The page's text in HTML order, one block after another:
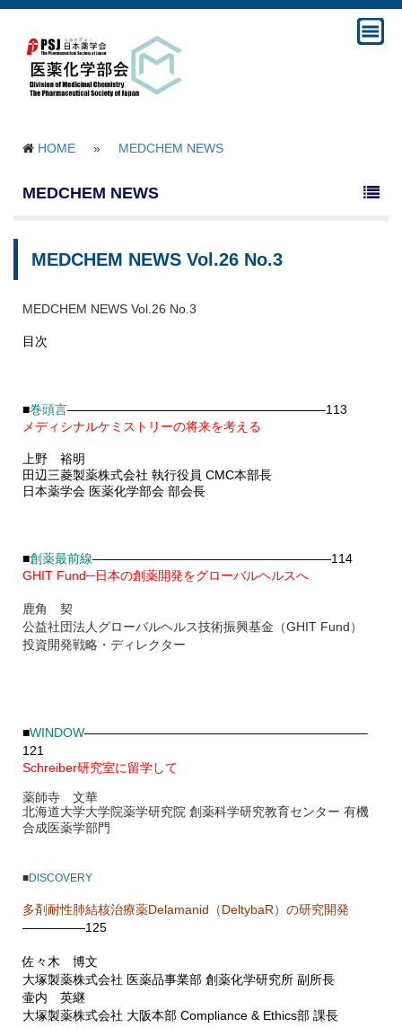
HOME » MEDCHEM NEWS
MEDCHEM NEWS
MEDCHEM NEWS Vol.26 No.3
MEDCHEM NEWS Vol.26 No.3
目次
■巻頭言————————————————————–113
メディシナルケミストリーの将来を考える
上野 裕明
田辺三菱製薬株式会社 執行役員 CMC本部長
日本薬学会 医薬化学部会 部会長
■創薬最前線———————————————————114
GHIT Fund─日本の創薬開発をグローバルヘルスへ
鹿角 契
公益社団法人グローバルヘルス技術振興基金（GHIT Fund）
投資開発戦略・ディレクター
■WINDOW——————————————————————–
121
Schreiber研究室に留学して
薬師寺 文華
北海道大学大学院薬学研究院 創薬科学研究教育センター 有機
合成医薬学部門
■DISCOVERY
多剤耐性肺結核治療薬Delamanid（DeltybaR）の研究開発
—————125
佐々木 博文
大塚製薬株式会社 医薬品事業部 創薬化学研究所 副所長
壷内 英継
大塚製薬株式会社 大阪本部 Compliance & Ethics部 課長